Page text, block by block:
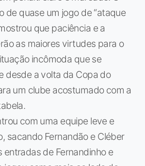
de quase um jogo de “ataque
que paciência e a
as maiores virtudes para o
incômoda que se
desde a volta da Copa do
um clube acostumado com a
com uma equipe leve e
sacando Fernandão e Cléber
entradas de Fernandinho e